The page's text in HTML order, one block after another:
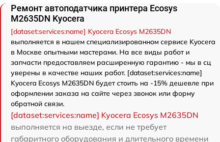
Ремонт автоподатчика принтера Ecosys
M2635DN Kyocera
[dataset:services:name] Kyocera Ecosys M2635DN
выполняется в нашем специализированном сервисе Kyocera
в Москве опытными мастерами. На все виды работ и
запчасти предоставляем расширенную гарантию - мы в сц
уверены в качестве наших работ. [dataset:services:name]
Kyocera Ecosys M2635DN будет стоить на -15% дешевле при
оформлении заказа на сайте через звонок или форму
обратной связи.
[dataset:services:name] Kyocera Ecosys M2635DN
выполняется на выезде, если не требует
габаритного оборудования и длительного времени